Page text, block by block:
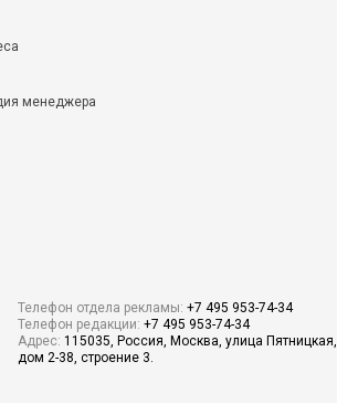
менеджера
Телефон отдела рекламы: +7 495 953-74-34
Телефон редакции: +7 495 953-74-34
Адрес: 115035, Россия, Москва, улица Пятницкая,
дом 2-38, строение 3.